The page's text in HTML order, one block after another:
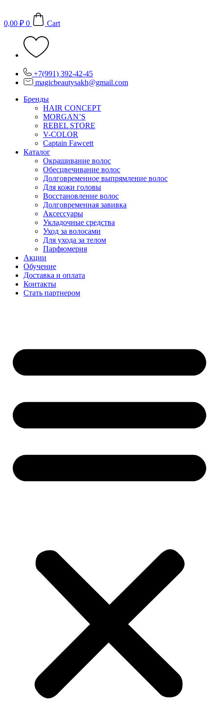
содержимому
0,00 ₽ 0 Cart
+7(991) 392-42-45
magicbeautysakh@gmail.com
Бренды
HAIR CONCEPT
MORGAN’S
REBEL STORE
V-COLOR
Captain Fawcett
Каталог
Окрашивание волос
Обесцвечивание волос
Долговременное выпрямление волос
Для кожи головы
Восстановление волос
Долговременная завивка
Аксессуары
Укладочные средства
Уход за волосами
Для ухода за телом
Парфюмерия
Акции
Обучение
Доставка и оплата
Контакты
Стать партнером